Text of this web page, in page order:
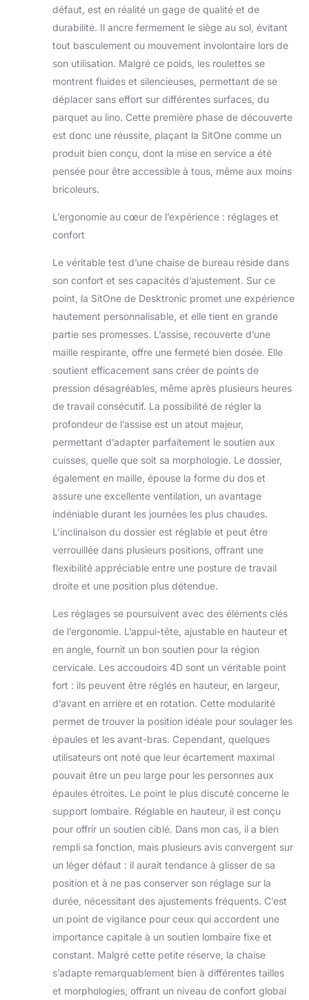
circulation de l'air,
ce qui améliore la
ventilation et vous
permet de rester au
frais et à l'aise,
même pendant de
longues heures de
CERTIFIÉE :
Surpassant les
normes BIFMA,
cette chaise,
première qualité,
assure durabilité et
défaut, est en réalité un gage de qualité et de
durabilité. Il ancre fermement le siège au sol, évitant
tout basculement ou mouvement involontaire lors de
son utilisation. Malgré ce poids, les roulettes se
montrent fluides et silencieuses, permettant de se
déplacer sans effort sur différentes surfaces, du
parquet au lino. Cette première phase de découverte
est donc une réussite, plaçant la SitOne comme un
produit bien conçu, dont la mise en service a été
pensée pour être accessible à tous, même aux moins
bricoleurs.
L’ergonomie au cœur de l’expérience : réglages et
confort
Le véritable test d’une chaise de bureau réside dans
son confort et ses capacités d’ajustement. Sur ce
point, la SitOne de Desktronic promet une expérience
hautement personnalisable, et elle tient en grande
partie ses promesses. L’assise, recouverte d’une
maille respirante, offre une fermeté bien dosée. Elle
soutient efficacement sans créer de points de
pression désagréables, même après plusieurs heures
de travail consécutif. La possibilité de régler la
profondeur de l’assise est un atout majeur,
permettant d’adapter parfaitement le soutien aux
cuisses, quelle que soit sa morphologie. Le dossier,
également en maille, épouse la forme du dos et
assure une excellente ventilation, un avantage
indéniable durant les journées les plus chaudes.
L’inclinaison du dossier est réglable et peut être
verrouillée dans plusieurs positions, offrant une
flexibilité appréciable entre une posture de travail
droite et une position plus détendue.
Les réglages se poursuivent avec des éléments clés
de l’ergonomie. L’appui-tête, ajustable en hauteur et
en angle, fournit un bon soutien pour la région
cervicale. Les accoudoirs 4D sont un véritable point
fort : ils peuvent être réglés en hauteur, en largeur,
d’avant en arrière et en rotation. Cette modularité
permet de trouver la position idéale pour soulager les
épaules et les avant-bras. Cependant, quelques
utilisateurs ont noté que leur écartement maximal
pouvait être un peu large pour les personnes aux
épaules étroites. Le point le plus discuté concerne le
support lombaire. Réglable en hauteur, il est conçu
pour offrir un soutien ciblé. Dans mon cas, il a bien
rempli sa fonction, mais plusieurs avis convergent sur
un léger défaut : il aurait tendance à glisser de sa
position et à ne pas conserver son réglage sur la
durée, nécessitant des ajustements fréquents. C’est
un point de vigilance pour ceux qui accordent une
importance capitale à un soutien lombaire fixe et
constant. Malgré cette petite réserve, la chaise
s’adapte remarquablement bien à différentes tailles
et morphologies, offrant un niveau de confort global